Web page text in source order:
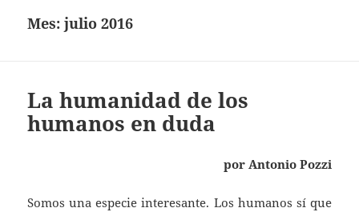
Mes:julio 2016
La humanidad de los
humanos en duda
por Antonio Pozzi
Somos una especie interesante. Los humanos sí que